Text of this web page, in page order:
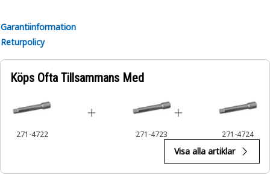
Garantiinformation
Returpolicy
Köps Ofta Tillsammans Med
271-4722 271-4723 271-4724
Visa alla artiklar